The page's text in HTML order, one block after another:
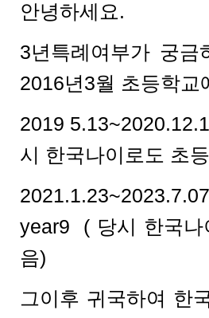
안녕하세요.
3년특례여부가 궁
2016년3월 초등학교
2019
시 한국나이로도 초
year9 ( 당시 한국나
음)
그이후 귀국하여 한